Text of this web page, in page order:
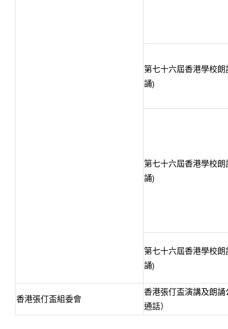
第七十六屆香港學校朗
誦)
第七十六屆香港學校朗
誦)
第七十六屆香港學校朗
誦)
香港張仃盃組委會
香港張仃盃演講及朗
通話）